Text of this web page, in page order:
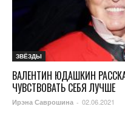
ЗВЁЗДЫ
ВАЛЕНТИН ЮДАШКИН
ЧУВСТВОВАТЬ СЕБЯ ЛУЧШЕ
Ирэна Саврошина - 02.06.2021